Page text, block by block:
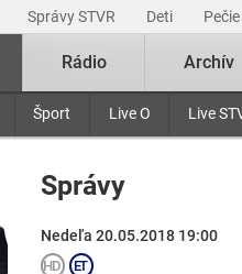
Správy STVR Deti
Šport Live O Live
Rádio Archív
Správy
Nedeľa 20.05.2018 19:00